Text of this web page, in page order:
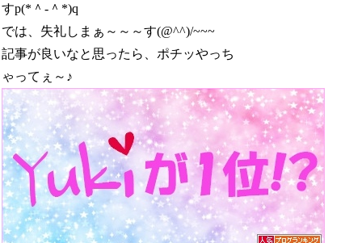
すp(*＾-＾*)q
では、失礼しまぁ～～～す(@^^)/~~~
記事が良いなと思ったら、ポチッやっち
ゃってぇ～♪